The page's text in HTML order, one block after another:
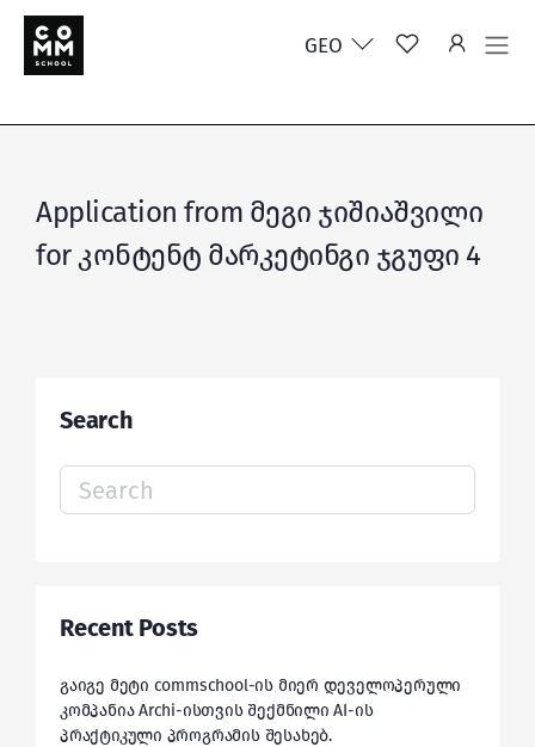
GEO
Application from მეგი ჯიშიაშვილი
for კონტენტ მარკეტინგი ჯგუფი 4
Search
Search
for:
Recent Posts
გაიგე მეტი commschool-ის მიერ დეველოპერული
კომპანია Archi-ისთვის შექმნილი AI-ის
პრაქტიკული პროგრამის შესახებ.